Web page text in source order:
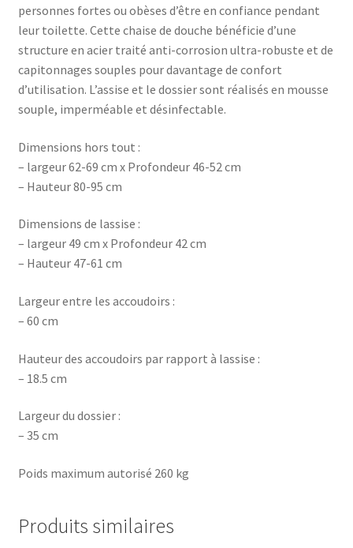
personnes fortes ou obèses d’être en confiance pendant
leur toilette. Cette chaise de douche bénéficie d’une
structure en acier traité anti-corrosion ultra-robuste et de
capitonnages souples pour davantage de confort
d’utilisation. L’assise et le dossier sont réalisés en mousse
souple, imperméable et désinfectable.
Dimensions hors tout :
– largeur 62-69 cm x Profondeur 46-52 cm
– Hauteur 80-95 cm
Dimensions de lassise :
– largeur 49 cm x Profondeur 42 cm
– Hauteur 47-61 cm
Largeur entre les accoudoirs :
– 60 cm
Hauteur des accoudoirs par rapport à lassise :
– 18.5 cm
Largeur du dossier :
– 35 cm
Poids maximum autorisé 260 kg
Produits similaires